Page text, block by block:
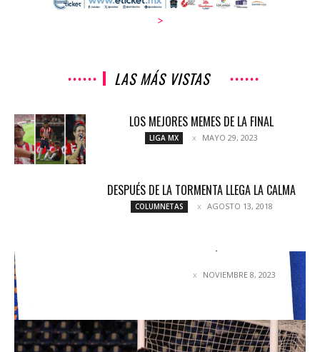
>
LAS MÁS VISTAS
LOS MEJORES MEMES DE LA FINAL
LIGA MX MAYO 29, 2023
DESPUÉS DE LA TORMENTA LLEGA LA CALMA
COLUMNETAS AGOSTO 13, 2018
DAMARCUS BEASLEY: EL ÁGUILA CAMOTERA
NOVIEMBRE 8, 2023
DE LOS 13 REFUERZOS DEL CLUB PUEBLA SOLO 4
FUNCIONARON !!